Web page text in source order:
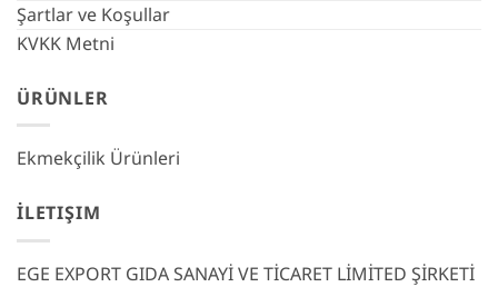
Şartlar ve Koşullar
KVKK Metni
ÜRÜNLER
Ekmekçilik Ürünleri
İLETIŞIM
EGE EXPORT GIDA SANAYİ VE TİCARET LİMİTED ŞİRKETİ